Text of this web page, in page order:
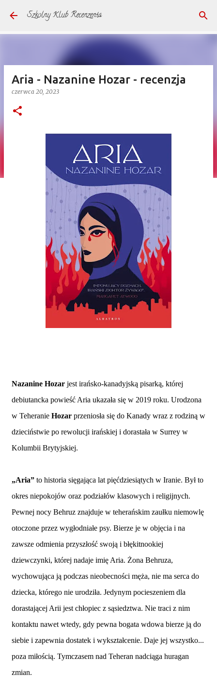
Przejdź do głównej zawartości
Szkolny Klub Recenzenta
Aria - Nazanine Hozar - recenzja
czerwca 20, 2023
Nazanine Hozar jest irańsko-kanadyjską pisarką, której
debiutancka powieść Aria ukazała się w 2019 roku. Urodzona
w Teheranie Hozar przeniosła się do Kanady wraz z rodziną w
dzieciństwie po rewolucji irańskiej i dorastała w Surrey w
Kolumbii Brytyjskiej.
„Aria” to historia sięgająca lat pięćdziesiątych w Iranie. Był to
okres niepokojów oraz podziałów klasowych i religijnych.
Pewnej nocy Behruz znajduje w teherańskim zaułku niemowlę
otoczone przez wygłodniałe psy. Bierze je w objęcia i na
zawsze odmienia przyszłość swoją i błękitnookiej
dziewczynki, której nadaje imię Aria. Żona Behruza,
wychowująca ją podczas nieobecności męża, nie ma serca do
dziecka, którego nie urodziła. Jedynym pocieszeniem dla
dorastającej Arii jest chłopiec z sąsiedztwa. Nie traci z nim
kontaktu nawet wtedy, gdy pewna bogata wdowa bierze ją do
siebie i zapewnia dostatek i wykształcenie. Daje jej wszystko...
poza miłością. Tymczasem nad Teheran nadciąga huragan
zmian.